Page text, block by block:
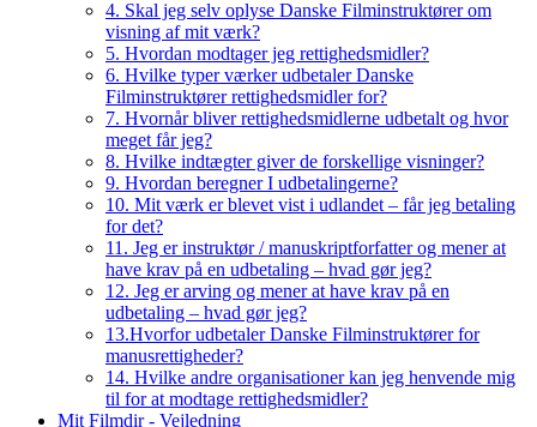
4. Skal jeg selv oplyse Danske Filminstruktører om
visning af mit værk?
5. Hvordan modtager jeg rettighedsmidler?
6. Hvilke typer værker udbetaler Danske
Filminstruktører rettighedsmidler for?
7. Hvornår bliver rettighedsmidlerne udbetalt og hvor
meget får jeg?
8. Hvilke indtægter giver de forskellige visninger?
9. Hvordan beregner I udbetalingerne?
10. Mit værk er blevet vist i udlandet – får jeg betaling
for det?
11. Jeg er instruktør / manuskriptforfatter og mener at
have krav på en udbetaling – hvad gør jeg?
12. Jeg er arving og mener at have krav på en
udbetaling – hvad gør jeg?
13.Hvorfor udbetaler Danske Filminstruktører for
manusrettigheder?
14. Hvilke andre organisationer kan jeg henvende mig
til for at modtage rettighedsmidler?
Mit Filmdir - Vejledning